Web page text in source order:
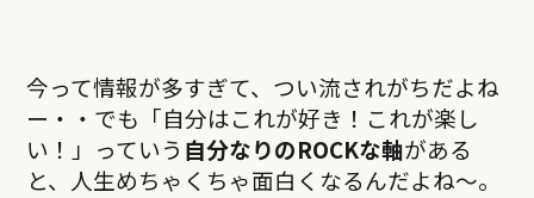
今って情報が多すぎて、つい流されがちだよね
ー・・でも「自分はこれが好き！これが楽し
い！」っていう 自分なりのROCKな軸がある
と、人生めちゃくちゃ面白くなるんだよね〜。